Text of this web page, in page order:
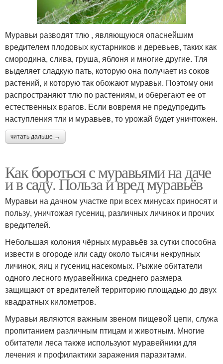
Муравьи разводят тлю , являющуюся опаснейшим
вредителем плодовых кустарников и деревьев, таких как
смородина, слива, груша, яблоня и многие другие. Тля
выделяет сладкую пать, которую она получает из соков
растений, и которую так обожают муравьи. Поэтому они
распространяют тлю по растениям, и оберегают ее от
естественных врагов. Если вовремя не предупредить
наступления тли и муравьев, то урожай будет уничтожен.
читать дальше →
Как бороться с муравьями на даче
и в саду. Польза и вред муравьёв
Муравьи на дачном участке при всех минусах приносят и
пользу, уничтожая гусениц, различных личинок и прочих
вредителей.
Небольшая колония чёрных муравьёв за сутки способна
извести в огороде или саду около тысячи некрупных
личинок, яиц и гусениц насекомых. Рыжие обитатели
одного лесного муравейника среднего размера
защищают от вредителей территорию площадью до двух
квадратных километров.
Муравьи являются важным звеном пищевой цепи, служа
пропитанием различным птицам и животным. Многие
обитатели леса также используют муравейники для
лечения и профилактики заражения паразитами.